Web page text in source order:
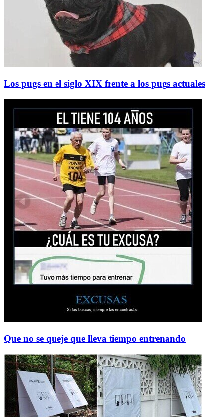
Los pugs en el siglo XIX frente a los pugs actuales
Que no se queje que lleva tiempo entrenando